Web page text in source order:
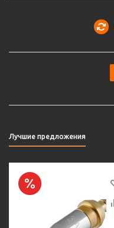
Лучшие предложения